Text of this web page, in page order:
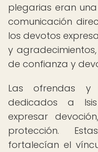
plegarias eran
comunicación
los devotos
y
de confianza y
Las ofrendas
dedicados a
expresar
protección.
fortalecían el